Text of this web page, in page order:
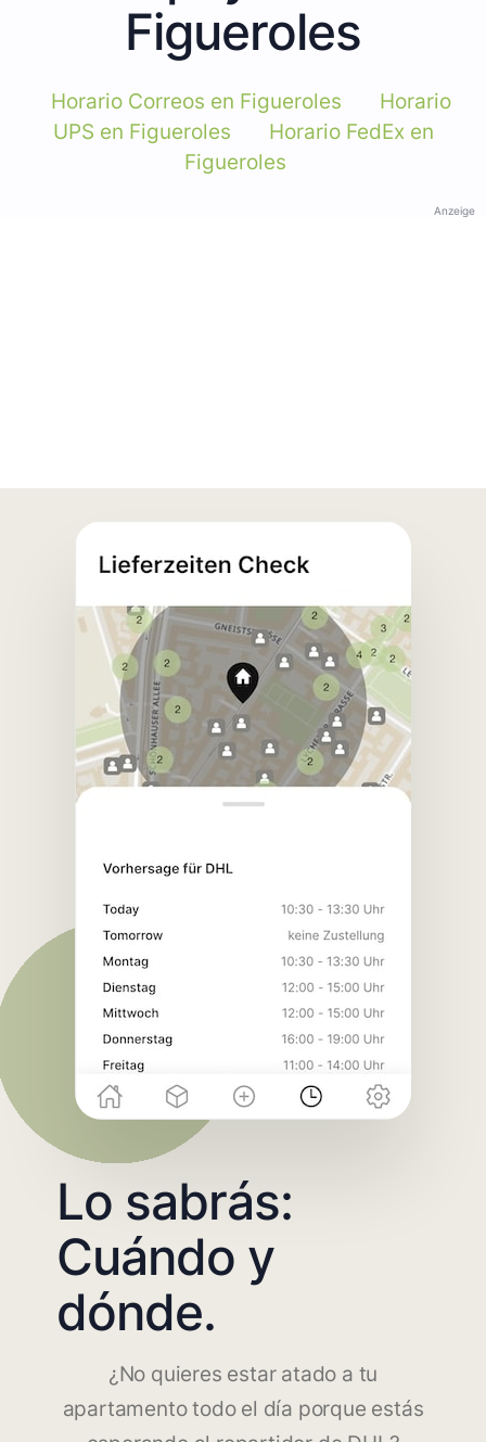
Figueroles
Horario Correos en Figueroles
Horario
UPS en Figueroles
Horario FedEx en
Figueroles
Anzeige
Lo sabrás:
Cuándo y
dónde.
¿No quieres estar atado a tu
apartamento todo el día porque estás